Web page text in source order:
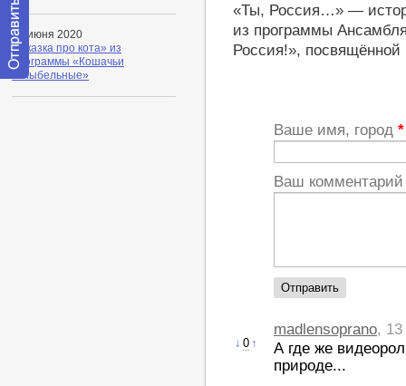
01 июня 2020
«Сказка про кота» из
программы «Кошачьи
колыбельные»
«Ты, Россия…» —
из программы
Россия!», посвящённой
Ваше имя, город *
Ваш
↓ 0 ↑
madlensoprano,
А где же
природе...
сообщение